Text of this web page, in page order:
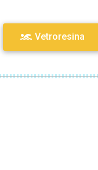
Vetroresina